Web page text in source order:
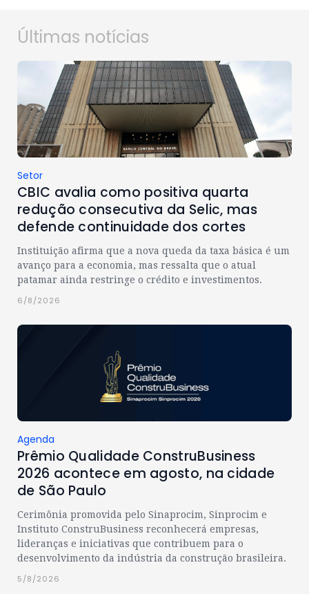
Últimas notícias
Setor
CBIC avalia como positiva quarta
redução consecutiva da Selic, mas
defende continuidade dos cortes
Instituição afirma que a nova queda da taxa básica é um
avanço para a economia, mas ressalta que o atual
patamar ainda restringe o crédito e investimentos.
6/8/2026
Agenda
Prêmio Qualidade ConstruBusiness
2026 acontece em agosto, na cidade
de São Paulo
Cerimônia promovida pelo Sinaprocim, Sinprocim e
Instituto ConstruBusiness reconhecerá empresas,
lideranças e iniciativas que contribuem para o
desenvolvimento da indústria da construção brasileira.
5/8/2026